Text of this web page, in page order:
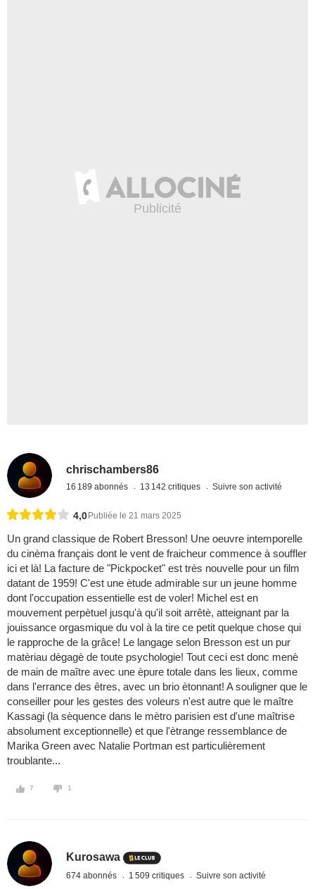
chrischambers86
16 189 abonnés 13 142 critiques Suivre son activité
4,0 Publiée le 21 mars 2025
Un grand classique de Robert Bresson! Une oeuvre intemporelle
du cinèma français dont le vent de fraicheur commence à souffler
ici et là! La facture de "Pickpocket" est très nouvelle pour un film
datant de 1959! C'est une ètude admirable sur un jeune homme
dont l'occupation essentielle est de voler! Michel est en
mouvement perpètuel jusqu'à qu'il soit arrêtè, atteignant par la
jouissance orgasmique du vol à la tire ce petit quelque chose qui
le rapproche de la grâce! Le langage selon Bresson est un pur
matèriau dègagè de toute psychologie! Tout ceci est donc menè
de main de maître avec une èpure totale dans les lieux, comme
dans l'errance des êtres, avec un brio ètonnant! A souligner que le
conseiller pour les gestes des voleurs n'est autre que le maître
Kassagi (la sèquence dans le mètro parisien est d'une maîtrise
absolument exceptionnelle) et que l'ètrange ressemblance de
Marika Green avec Natalie Portman est particulièrement
troublante...
7 1
Kurosawa
674 abonnés 1 509 critiques Suivre son activité